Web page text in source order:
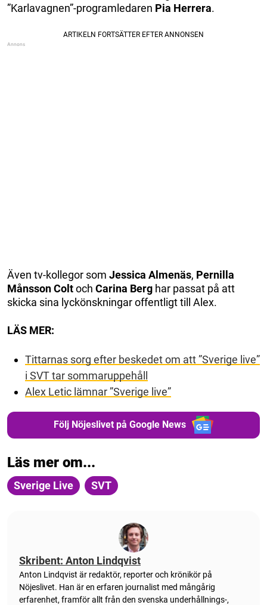
”Karlavagnen”-programledaren Pia Herrera.
Även tv-kollegor som Jessica Almenäs, Pernilla
Månsson Coltoch Carina Berg har passat på att
skicka sina lyckönskningar offentligt till Alex.
LÄS MER:
Tittarnas sorg efter beskedet om att ”Sverige live”
i SVT tar sommaruppehåll
Alex Letic lämnar ”Sverige live”
Följ Nöjeslivet på Google News
Läs mer om...
Sverige Live SVT
Skribent: Anton Lindqvist
Anton Lindqvist är redaktör, reporter och krönikör på
Nöjeslivet. Han är en erfaren journalist med mångårig
erfarenhet, framför allt från den svenska underhållnings-,